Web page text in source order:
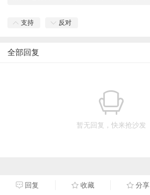
支持 反对
全部回复
暂无回复，快来抢沙发
回复 收藏 分享